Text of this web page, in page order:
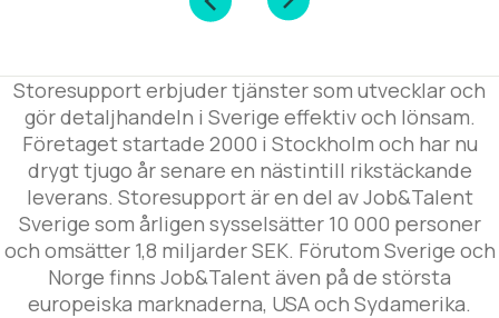
Storesupport erbjuder tjänster som utvecklar och
gör detaljhandeln i Sverige effektiv och lönsam.
Företaget startade 2000 i Stockholm och har nu
drygt tjugo år senare en nästintill rikstäckande
leverans. Storesupport är en del av Job&Talent
Sverige som årligen sysselsätter 10 000 personer
och omsätter 1,8 miljarder SEK. Förutom Sverige och
Norge finns Job&Talent även på de största
europeiska marknaderna, USA och Sydamerika.